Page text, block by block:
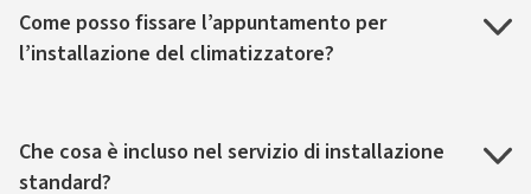
Come posso fissare l’appuntamento per
l’installazione del climatizzatore?
Che cosa è incluso nel servizio di installazione
standard?